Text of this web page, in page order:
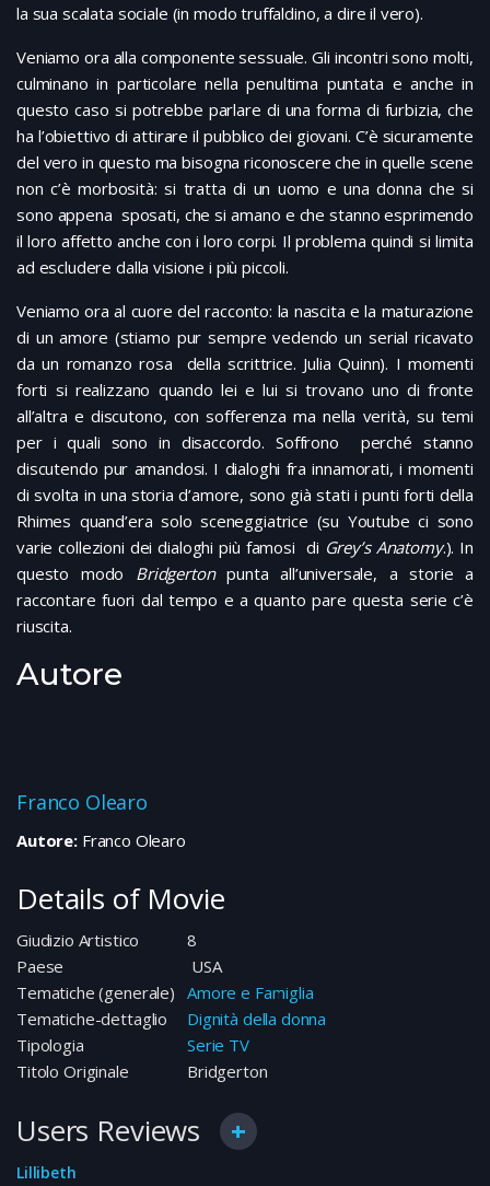
la sua scalata sociale (in modo truffaldino, a dire il vero).
Veniamo ora alla componente sessuale. Gli incontri sono molti,
culminano in particolare nella penultima puntata e anche in
questo caso si potrebbe parlare di una forma di furbizia, che
ha l’obiettivo di attirare il pubblico dei giovani. C’è sicuramente
del vero in questo ma bisogna riconoscere che in quelle scene
non c’è morbosità: si tratta di un uomo e una donna che si
sono appena sposati, che si amano e che stanno esprimendo
il loro affetto anche con i loro corpi. Il problema quindi si limita
ad escludere dalla visione i più piccoli.
Veniamo ora al cuore del racconto: la nascita e la maturazione
di un amore (stiamo pur sempre vedendo un serial ricavato
da un romanzo rosa della scrittrice. Julia Quinn). I momenti
forti si realizzano quando lei e lui si trovano uno di fronte
all’altra e discutono, con sofferenza ma nella verità, su temi
per i quali sono in disaccordo. Soffrono perché stanno
discutendo pur amandosi. I dialoghi fra innamorati, i momenti
di svolta in una storia d’amore, sono già stati i punti forti della
Rhimes quand’era solo sceneggiatrice (su Youtube ci sono
varie collezioni dei dialoghi più famosi di Grey’s Anatomy.). In
questo modo Bridgertonpunta all’universale, a storie a
raccontare fuori dal tempo e a quanto pare questa serie c’è
riuscita.
Autore
Franco Olearo
Autore:Franco Olearo
Details of Movie
Giudizio Artistico
8
Paese
USA
Tematiche (generale) Amore e Famiglia
Tematiche-dettaglio
Dignità della donna
Tipologia
Serie TV
Titolo Originale
Bridgerton
Users Reviews
Lillibeth